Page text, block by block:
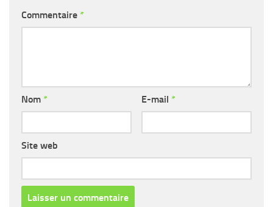
Commentaire *
Nom * E-mail *
Site web